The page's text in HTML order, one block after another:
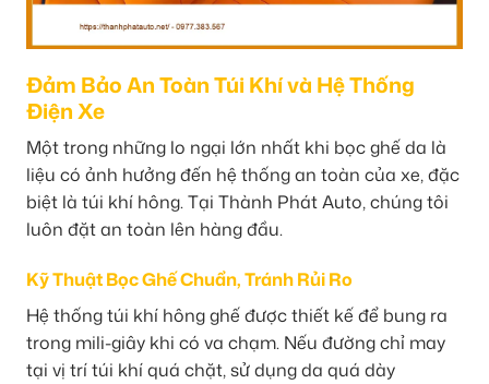
Đảm Bảo An Toàn Túi Khí và Hệ Thống
Điện Xe
Một trong những lo ngại lớn nhất khi bọc ghế da là
liệu có ảnh hưởng đến hệ thống an toàn của xe, đặc
biệt là túi khí hông. Tại Thành Phát Auto, chúng tôi
luôn đặt an toàn lên hàng đầu.
Kỹ Thuật Bọc Ghế Chuẩn, Tránh Rủi Ro
Hệ thống túi khí hông ghế được thiết kế để bung ra
trong mili-giây khi có va chạm. Nếu đường chỉ may
tại vị trí túi khí quá chặt, sử dụng da quá dày